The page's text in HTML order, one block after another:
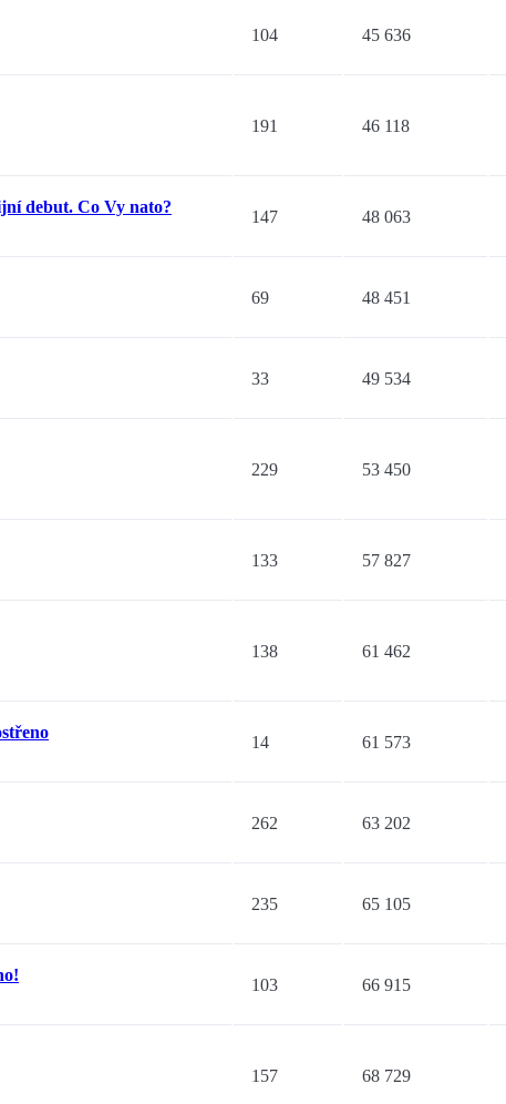
104 45 636
191 46 118
debut. Co Vy nato?
147 48 063
69 48 451
33 49 534
229 53 450
133 57 827
138 61 462
14 61 573
262 63 202
235 65 105
103 66 915
157 68 729